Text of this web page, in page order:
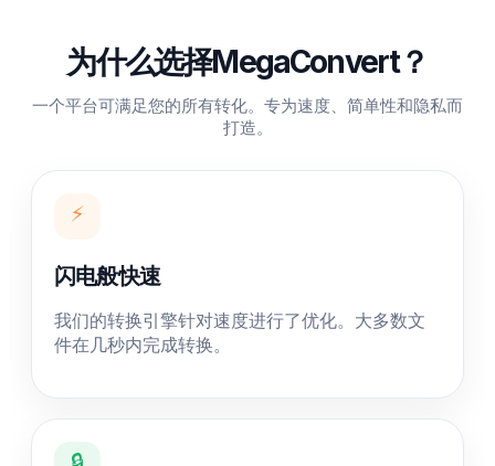
为什么选择MegaConvert？
一个平台可满足您的所有转化。专为速度、简单性和隐私而
打造。
⚡
闪电般快速
我们的转换引擎针对速度进行了优化。大多数文
件在几秒内完成转换。